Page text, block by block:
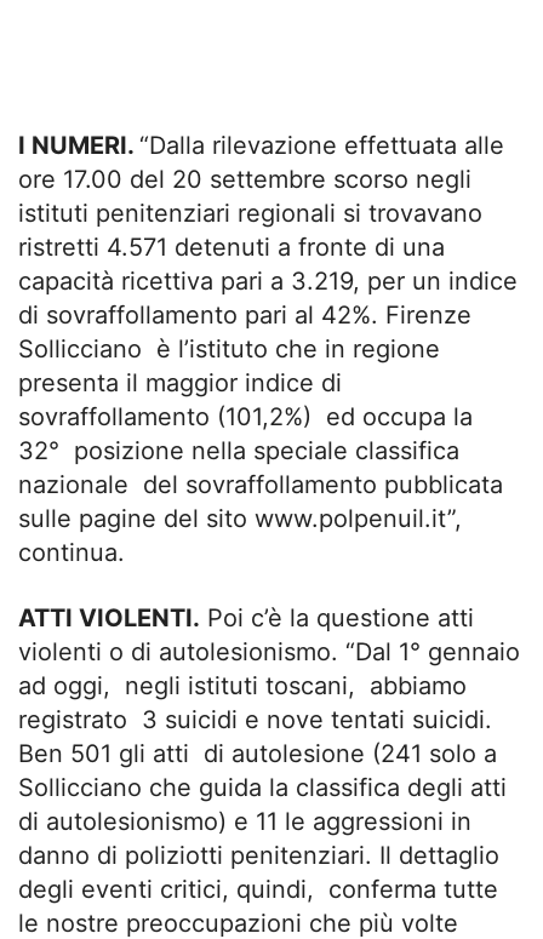
I NUMERI. “Dalla rilevazione effettuata alle
ore 17.00 del 20 settembre scorso negli
istituti penitenziari regionali si trovavano
ristretti 4.571 detenuti a fronte di una
capacità ricettiva pari a 3.219, per un indice
di sovraffollamento pari al 42%. Firenze
Sollicciano è l’istituto che in regione
presenta il maggior indice di
sovraffollamento (101,2%) ed occupa la
32° posizione nella speciale classifica
nazionale del sovraffollamento pubblicata
sulle pagine del sito www.polpenuil.it”,
continua.
ATTI VIOLENTI. Poi c’è la questione atti
violenti o di autolesionismo. “Dal 1° gennaio
ad oggi, negli istituti toscani, abbiamo
registrato 3 suicidi e nove tentati suicidi.
Ben 501 gli atti di autolesione (241 solo a
Sollicciano che guida la classifica degli atti
di autolesionismo) e 11 le aggressioni in
danno di poliziotti penitenziari. Il dettaglio
degli eventi critici, quindi, conferma tutte
le nostre preoccupazioni che più volte